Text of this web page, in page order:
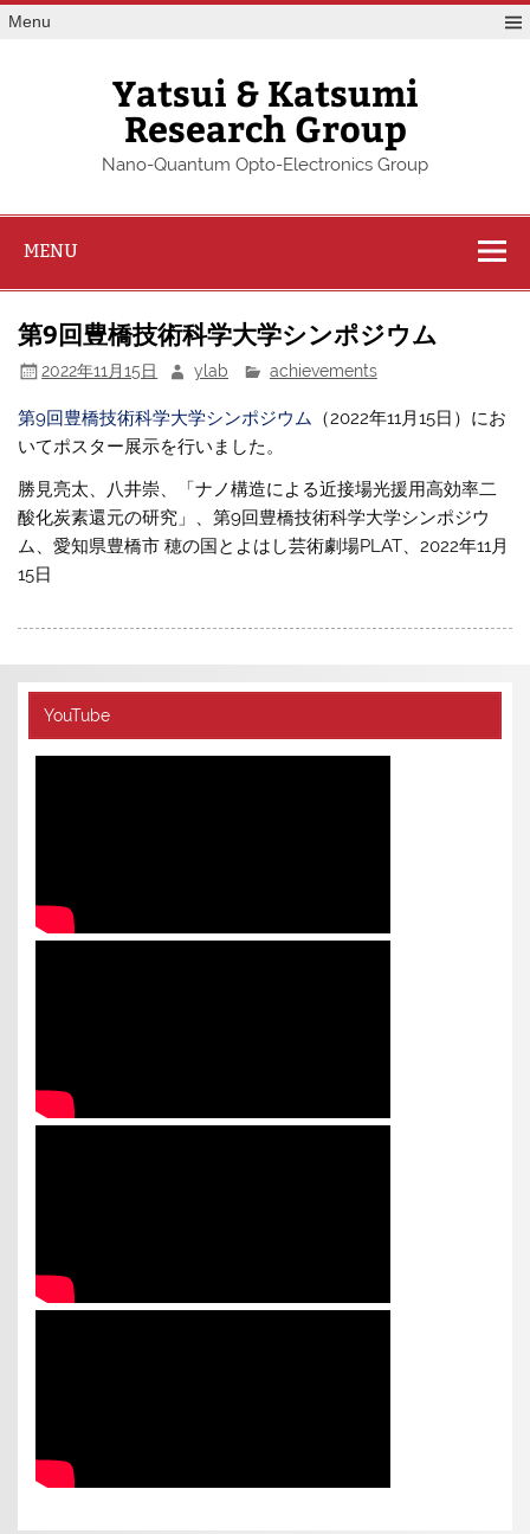
Skip
toMenu
Yatsui & Katsumi
Research Group
Nano-Quantum Opto-Electronics Group
MENU
第9回豊橋技術科学大学シンポジウム
2022年11月15日 ylab achievements
第9回豊橋技術科学大学シンポジウム （2022年11月15日）にお
いてポスター展示を行いました。
勝見亮太、八井崇、「ナノ構造による近接場光援用高効率二
酸化炭素還元の研究」、第9回豊橋技術科学大学シンポジウ
ム、愛知県豊橋市 穂の国とよはし芸術劇場PLAT、2022年11月
15日
YouTube